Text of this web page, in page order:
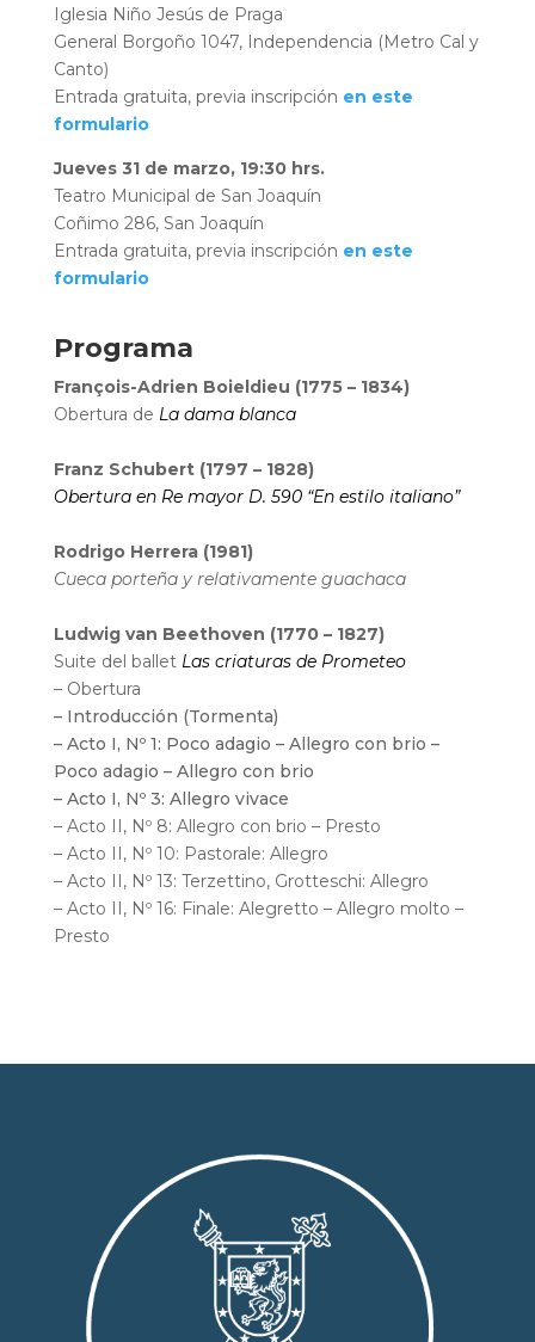
Iglesia Niño Jesús de Praga
General Borgoño 1047, Independencia (Metro Cal y
Canto)
Entrada gratuita, previa inscripción en este
formulario
Jueves 31 de marzo, 19:30 hrs.
Teatro Municipal de San Joaquín
Coñimo 286, San Joaquín
Entrada gratuita, previa inscripción en este
formulario
Programa
François-Adrien Boieldieu (1775 – 1834)
Obertura de La dama blanca
Franz Schubert (1797 – 1828)
Obertura en Re mayor D. 590 “En estilo italiano”
Rodrigo Herrera (1981)
Cueca porteña y relativamente guachaca
Ludwig van Beethoven (1770 – 1827)
Suite del ballet Las criaturas de Prometeo
– Obertura
– Introducción (Tormenta)
– Acto I, Nº 1: Poco adagio – Allegro con brio –
Poco adagio – Allegro con brio
– Acto I, Nº 3: Allegro vivace
– Acto II, Nº 8: Allegro con brio – Presto
– Acto II, Nº 10: Pastorale: Allegro
– Acto II, Nº 13: Terzettino, Grotteschi: Allegro
– Acto II, Nº 16: Finale: Alegretto – Allegro molto –
Presto